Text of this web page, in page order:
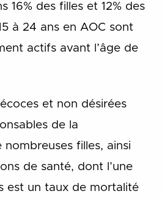
16% des filles et 12% des
à 24 ans en AOC sont
actifs avant l’âge de
et non désirées
de la
filles, ainsi
de santé, dont l’une
est un taux de mortalité